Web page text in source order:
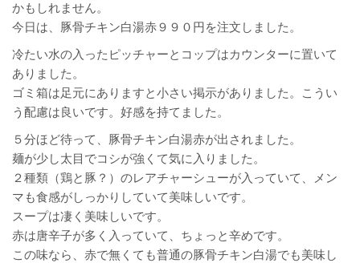
かもしれません。
今日は、豚骨チキン白湯赤９９０円を注文しました。
冷たい水の入ったピッチャーとコップはカウンターに置いて
ありました。
ゴミ箱は足元にありますと小さい掲示がありました。こうい
う配慮は良いです。好感を持てました。
５分ほど待って、豚骨チキン白湯赤が出されました。
麺が少し太目でコシが強くて気に入りました。
２種類（鶏と豚？）のレアチャーシューが入っていて、メン
マも食感がしっかりしていて美味しいです。
スープは凄く美味しいです。
赤は唐辛子が多く入っていて、ちょっと辛めです。
この味なら、赤で無くても普通の豚骨チキン白湯でも美味し